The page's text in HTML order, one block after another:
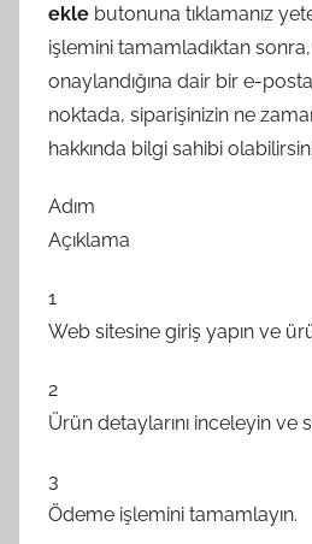
ekle butonuna tıklamanız
işlemini tamamladıktan
onaylandığına dair bir e-posta
noktada, siparişinizin ne
hakkında bilgi sahibi
Adım
Açıklama
1
Web sitesine giriş yapın ve
2
Ürün detaylarını inceleyin ve
3
Ödeme işlemini tamamlayın.